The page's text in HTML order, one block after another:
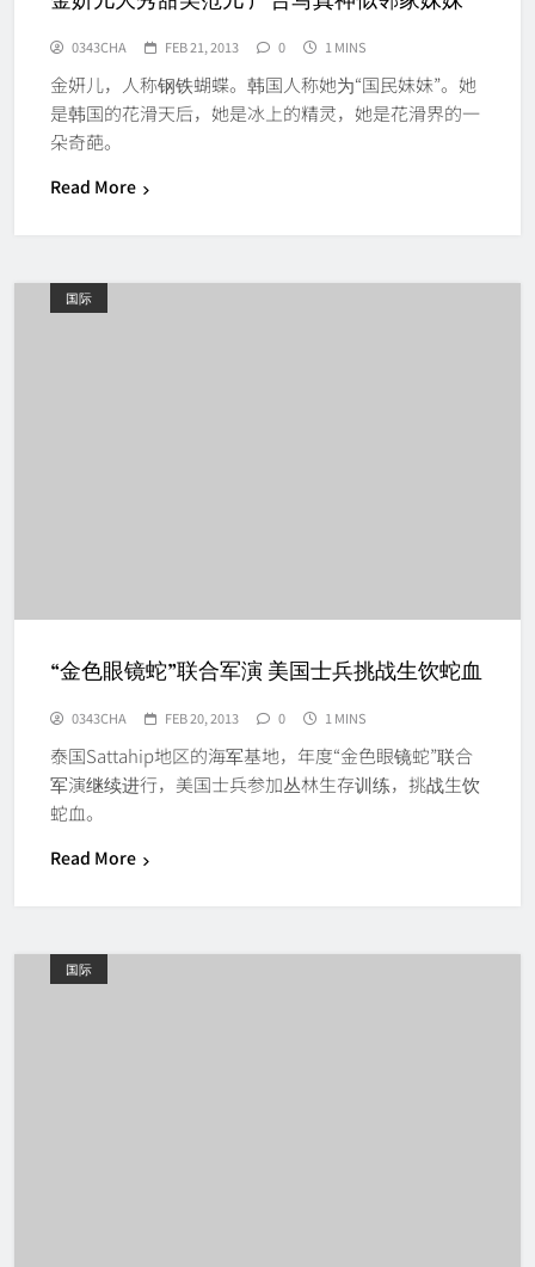
0343CHA FEB 21, 2013 0 1 MINS
金妍儿，人称钢铁蝴蝶。韩国人称她为“国民妹妹”。她
是韩国的花滑天后，她是冰上的精灵，她是花滑界的一
朵奇葩。
Read More
国际
“金色眼镜蛇”联合军演 美国士兵挑战生饮蛇血
0343CHA FEB 20, 2013 0 1 MINS
泰国Sattahip地区的海军基地，年度“金色眼镜蛇”联合
军演继续进行，美国士兵参加丛林生存训练，挑战生饮
蛇血。
Read More
国际